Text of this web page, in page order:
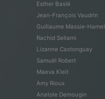
Esther Baslé
Jean-François Vaudrin
Guillaume Massie-Hamel
Rachid Sellami
Lizanne Castonguay
Samuël Robert
Maeva Kleit
Amy Rioux
Anatole Demougin